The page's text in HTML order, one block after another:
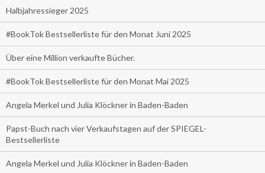
Halbjahressieger 2025
#BookTok Bestsellerliste für den Monat Juni 2025
Über eine Million verkaufte Bücher.
#BookTok Bestsellerliste für den Monat Mai 2025
Angela Merkel und Julia Klöckner in Baden-Baden
Papst-Buch nach vier Verkaufstagen auf der SPIEGEL-
Bestsellerliste
Angela Merkel und Julia Klöckner in Baden-Baden